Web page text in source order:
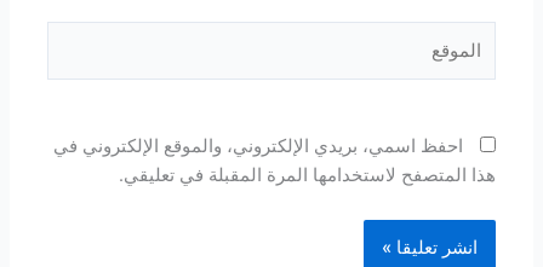
احفظ اسمي، بريدي الإلكتروني، والموقع الإلكتروني في
هذا المتصفح لاستخدامها المرة المقبلة في تعليقي.